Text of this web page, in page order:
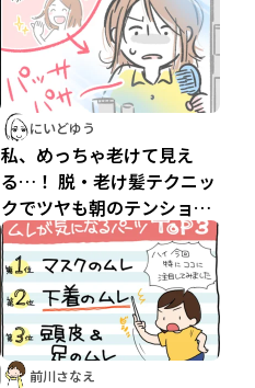
にいどゆう
私、めっちゃ老けて見え
る…！ 脱・老け髪テクニッ
クでツヤも朝のテンション
もよみがえった
前川さなえ